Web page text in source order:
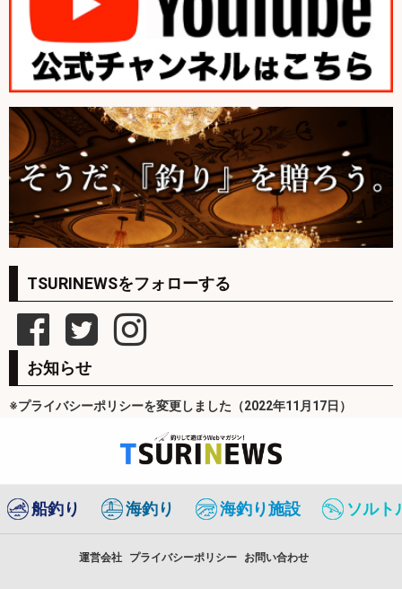
TSURINEWSをフォローする
お知らせ
※プライバシーポリシーを変更しました（2022年11月17日）
船釣り 海釣り 海釣り施設 ソルト
運営会社 プライバシーポリシー お問い合わせ